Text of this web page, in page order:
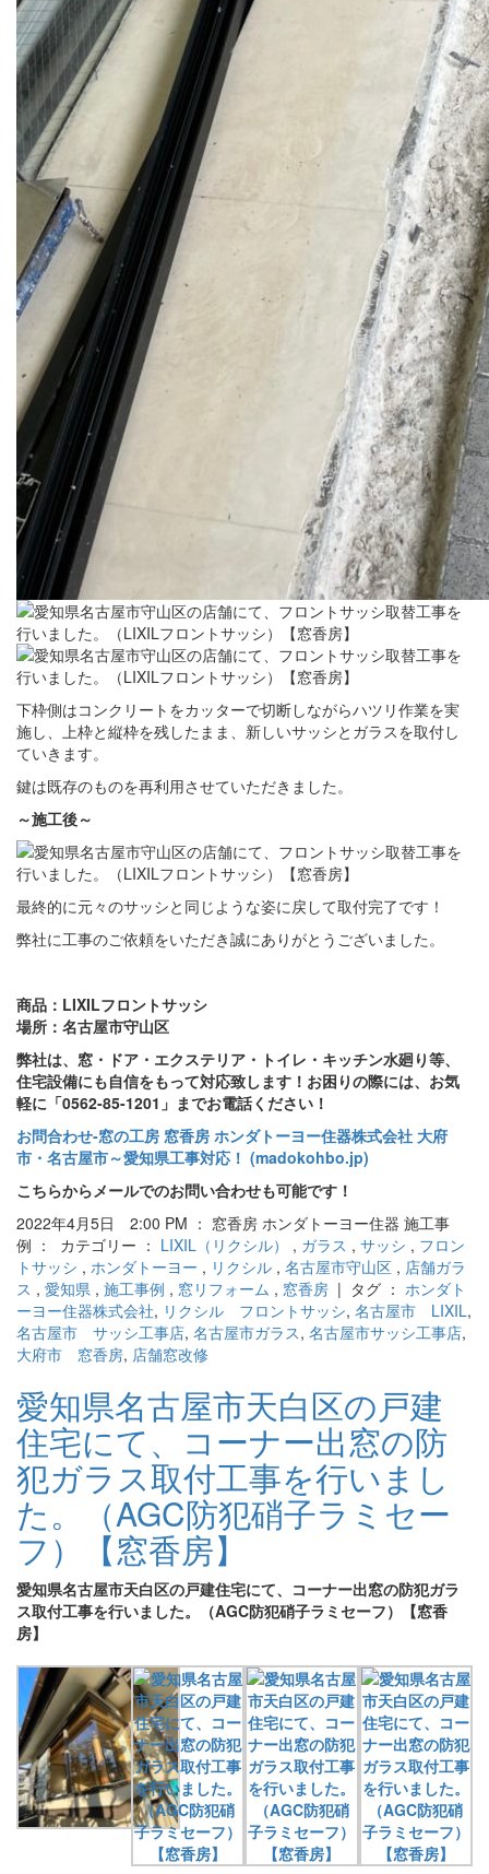
下枠側はコンクリートをカッターで切断しながらハツリ作業を実
施し、上枠と縦枠を残したまま、新しいサッシとガラスを取付し
ていきます。
鍵は既存のものを再利用させていただきました。
～施工後～
最終的に元々のサッシと同じような姿に戻して取付完了です！
弊社に工事のご依頼をいただき誠にありがとうございました。
商品：LIXILフロントサッシ
場所：名古屋市守山区
弊社は、窓・ドア・エクステリア・トイレ・キッチン水廻り等、
住宅設備にも自信をもって対応致します！お困りの際には、お気
軽に「0562-85-1201」までお電話ください！
お問合わせ‐窓の工房 窓香房 ホンダトーヨー住器株式会社 大府
市・名古屋市～愛知県工事対応！ (madokohbo.jp)
こちらからメールでのお問い合わせも可能です！
2022年4月5日 2:00 PM ： 窓香房 ホンダトーヨー住器 施工事
例 ： カテゴリー ： LIXIL（リクシル） , ガラス , サッシ , フロン
トサッシ , ホンダトーヨー , リクシル , 名古屋市守山区 , 店舗ガラ
ス , 愛知県 , 施工事例 , 窓リフォーム , 窓香房 | タグ ： ホンダト
ーヨー住器株式会社, リクシル フロントサッシ, 名古屋市 LIXIL,
名古屋市 サッシ工事店, 名古屋市ガラス, 名古屋市サッシ工事店,
大府市 窓香房, 店舗窓改修
愛知県名古屋市天白区の戸建
住宅にて、コーナー出窓の防
犯ガラス取付工事を行いまし
た。（AGC防犯硝子ラミセー
フ）【窓香房】
愛知県名古屋市天白区の戸建住宅にて、コーナー出窓の防犯ガラ
ス取付工事を行いました。（AGC防犯硝子ラミセーフ）【窓香
房】